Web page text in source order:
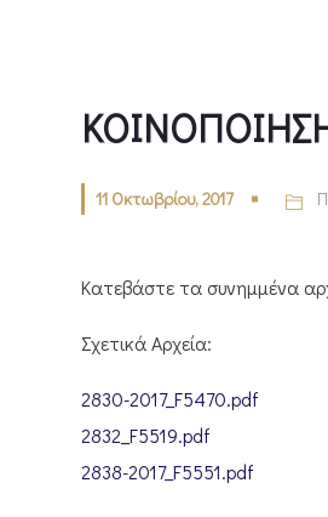
11 Οκτωβρίου, 2017
Κατεβάστε τα συνημμένα
Σχετικά Αρχεία:
2830-2017_F5470.pdf
2832_F5519.pdf
2838-2017_F5551.pdf